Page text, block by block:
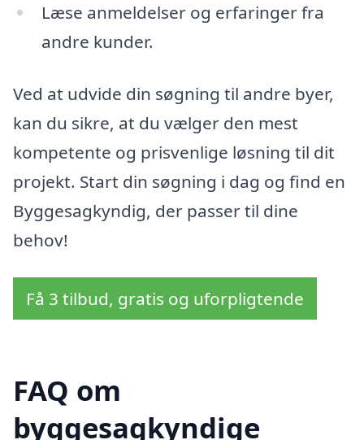
Læse anmeldelser og erfaringer fra
andre kunder.
Ved at udvide din søgning til andre byer,
kan du sikre, at du vælger den mest
kompetente og prisvenlige løsning til dit
projekt. Start din søgning i dag og find en
Byggesagkyndig, der passer til dine
behov!
Få 3 tilbud, gratis og uforpligtende
FAQ om
byggesagkyndige